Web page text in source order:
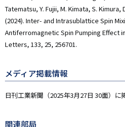
Tatematsu, Y. Fujii, M. Kimata, S. Kimura,
(2024). Inter- and Intrasublattice Spin
Antiferromagnetic Spin Pumping Effect
Letters, 133, 25, 256701.
メディア掲載情報
日刊工業新聞（2025年3月27日 30面）に
関連部局